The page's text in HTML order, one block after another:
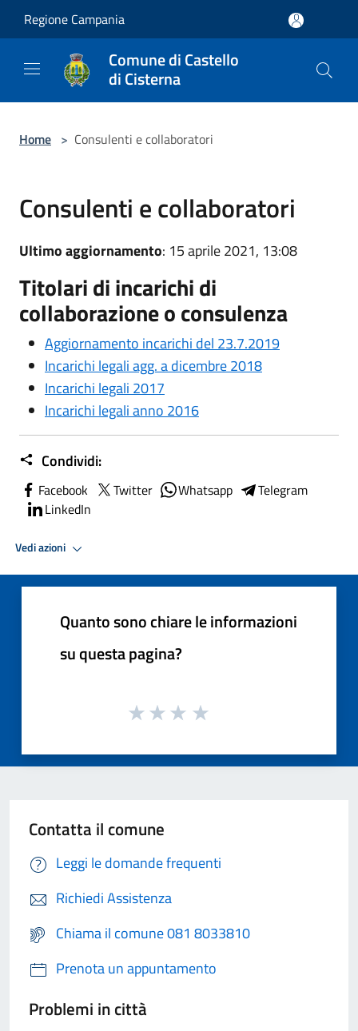
Regione Campania
Comune di Castello
di Cisterna
Home > Consulenti e collaboratori
Consulenti e collaboratori
Ultimo aggiornamento: 15 aprile 2021, 13:08
Titolari di incarichi di
collaborazione o consulenza
Aggiornamento incarichi del 23.7.2019
Incarichi legali agg. a dicembre 2018
Incarichi legali 2017
Incarichi legali anno 2016
Condividi:
Facebook Twitter Whatsapp
Telegram
LinkedIn
Vedi azioni
Quanto sono chiare le informazioni
su questa pagina?
Contatta il comune
Leggi le domande frequenti
Richiedi Assistenza
Chiama il comune 081 8033810
Prenota un appuntamento
Problemi in città